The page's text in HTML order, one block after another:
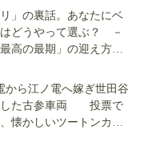
リ」の裏話。あなたにベ
どうやって選ぶ？ －
高の最期」の迎え方
から江ノ電へ嫁ぎ世田谷
した古参車両 投票で
懐かしいツートンカラ